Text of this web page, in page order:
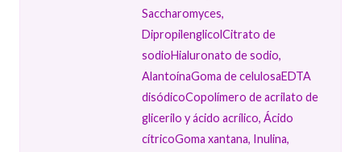
Saccharomyces,
DipropilenglicolCitrato de
sodioHialuronato de sodio,
AlantoínaGoma de celulosaEDTA
disódicoCopolímero de acrilato de
glicerilo y ácido acrílico, Ácido
cítricoGoma xantana, Inulina,